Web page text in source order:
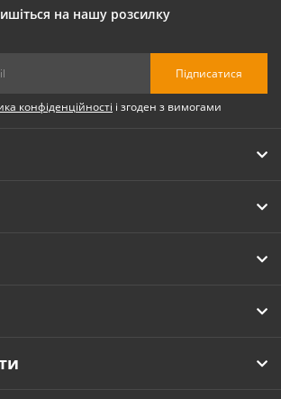
на нашу розсилку
Підписатися
конфіденційності і згоден з вимогами